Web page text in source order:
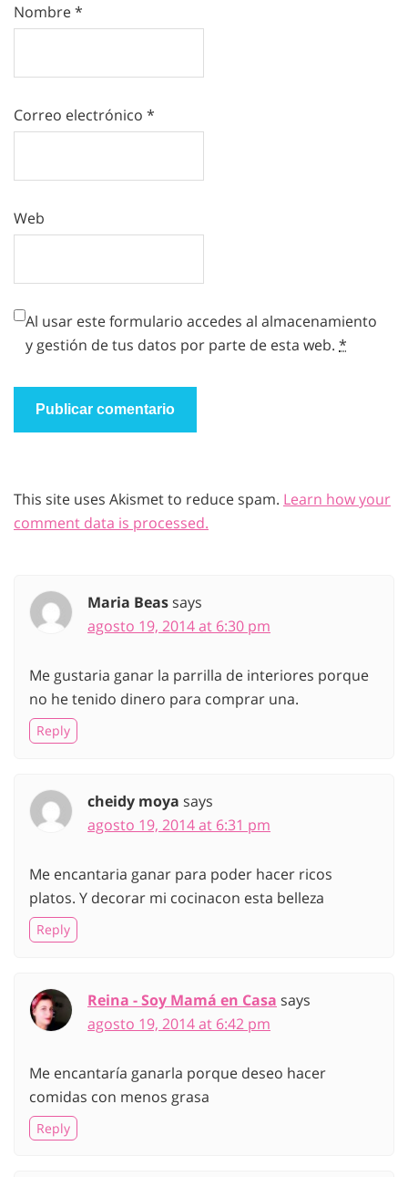
Nombre*
Correo electrónico *
Web
Al usar este formulario accedes al almacenamiento
y gestión de tus datos por parte de esta web. *
This site uses Akismet to reduce spam. Learn how your
comment data is processed.
Maria Beassays
agosto 19, 2014 at 6:30 pm
Me gustaria ganar la parrilla de interiores porque
no he tenido dinero para comprar una.
Reply
cheidy moya says
agosto 19, 2014 at 6:31 pm
Me encantaria ganar para poder hacer ricos
platos. Y decorar mi cocinacon esta belleza
Reply
Reina - Soy Mamá en Casa says
agosto 19, 2014 at 6:42 pm
Me encantaría ganarla porque deseo hacer
comidas con menos grasa
Reply